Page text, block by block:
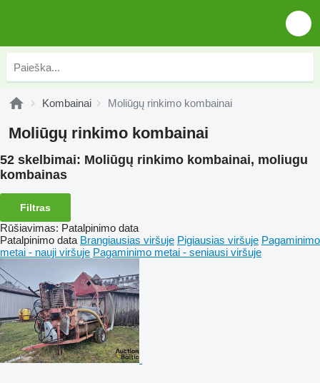
Kombainai Moliūgų rinkimo kombainai
Moliūgų rinkimo kombainai
52 skelbimai: Moliūgų rinkimo kombainai, moliugu
kombainas
Filtras
Rūšiavimas: Patalpinimo data
Patalpinimo data Brangiausias viršuje Pigiausias viršuje Pagaminimo
metai - nauji viršuje Pagaminimo metai - seniausi viršuje